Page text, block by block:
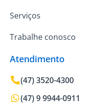
Serviços
Trabalhe conosco
Atendimento
(47) 3520-4300
(47) 9 9944-0911